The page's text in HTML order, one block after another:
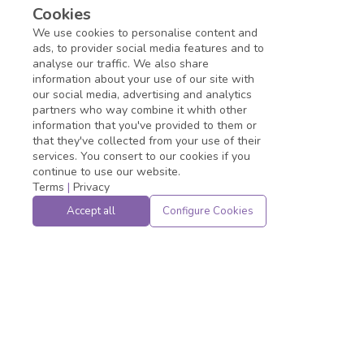
ocorrer o aproveitamento de candidatos aprovados em novas
oportunidades deste mesmo perfil nas casas do Sistema Fiep
(Fiep, Sesi, Senai e IEL) seguindo a ordem de classificação.
Application deadline expired!
Cookies
We use cookies to personalise content and
ads, to provider social media features and to
analyse our traffic. We also share
information about your use of our site with
our social media, advertising and analytics
partners who way combine it whith other
information that you've provided to them or
that they've collected from your use of their
services. You consert to our cookies if you
continue to use our website.
Terms | Privacy
Accept all Configure Cookies